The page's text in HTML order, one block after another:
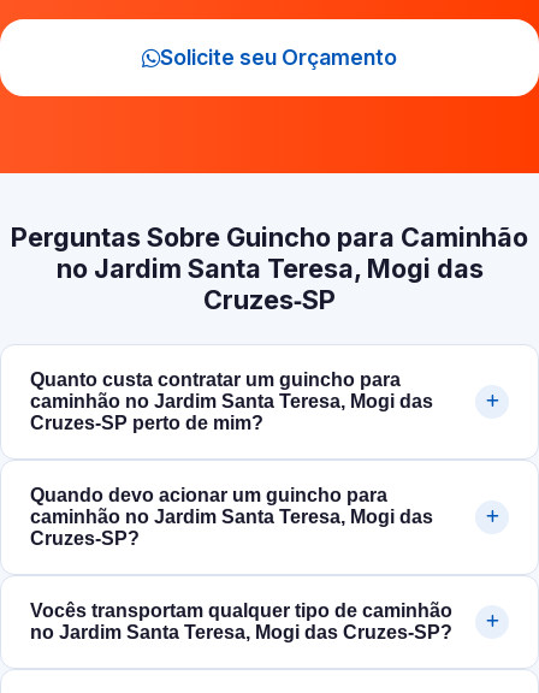
Solicite seu Orçamento
Perguntas Sobre Guincho para Caminhão
no Jardim Santa Teresa, Mogi das
Cruzes‑SP
Quanto custa contratar um guincho para
caminhão no Jardim Santa Teresa, Mogi das
Cruzes‑SP perto de mim?
Quando devo acionar um guincho para
caminhão no Jardim Santa Teresa, Mogi das
Cruzes‑SP?
Vocês transportam qualquer tipo de caminhão
no Jardim Santa Teresa, Mogi das Cruzes‑SP?